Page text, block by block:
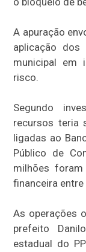
A apuração
aplicação dos
municipal em
risco.
Segundo
recursos teria
ligadas ao
Público de
milhões
financeira
As operações
prefeito
estadual do